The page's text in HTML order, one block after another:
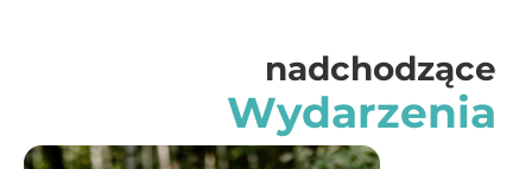
nadchodzące
Wydarzenia